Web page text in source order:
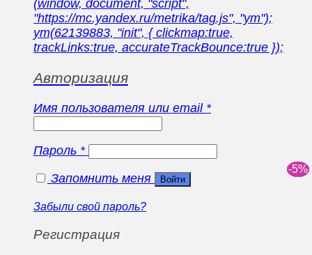
(window, document, "script",
"https://mc.yandex.ru/metrika/tag.js", "ym");
ym(62139883, "init", { clickmap:true,
trackLinks:true, accurateTrackBounce:true });
Авторизация
Имя пользователя или email *
Пароль *
Запомнить меня
Войти
Забыли свой пароль?
Регистрация